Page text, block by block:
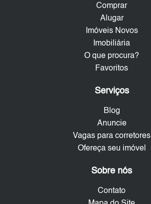
Comprar
Alugar
Imóveis Novos
Imobiliária
O que procura?
Favoritos
Serviços
Blog
Anuncie
Vagas para corretores
Ofereça seu imóvel
Sobre nós
Contato